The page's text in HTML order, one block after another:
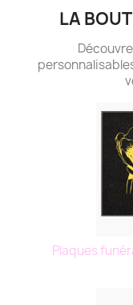
LA
Plaques